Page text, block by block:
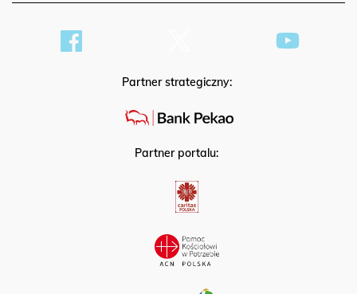
Partner strategiczny:
Partner portalu: